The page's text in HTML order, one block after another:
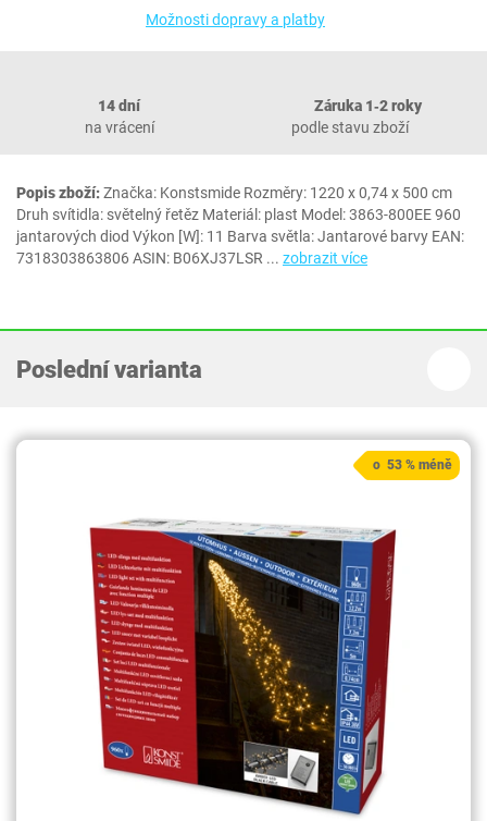
Možnosti dopravy a platby
14 dní
na vrácení
Záruka 1‐2 roky
podle stavu zboží
Popis zboží:Značka: Konstsmide Rozměry: 1220 x 0,74 x 500 cm
Druh svítidla: světelný řetěz Materiál: plast Model: ‎3863-800EE 960
jantarových diod Výkon [W]: 11 Barva světla: Jantarové barvy EAN:
7318303863806 ASIN: B06XJ37LSR ... zobrazit více
Poslední varianta
o 53 % méně